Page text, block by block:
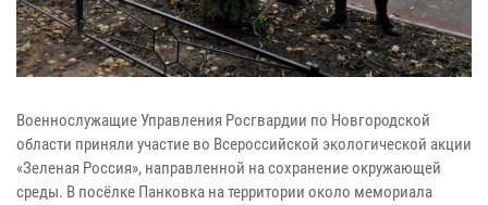
Военнослужащие Управления Росгвардии по Новгородской
области приняли участие во Всероссийской экологической акции
«Зеленая Россия», направленной на сохранение окружающей
среды. В посёлке Панковка на территории около мемориала